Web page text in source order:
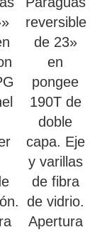
reversible
de 23»
en
pongee
190T de
doble
capa. Eje
y varillas
de fibra
de vidrio.
Apertura